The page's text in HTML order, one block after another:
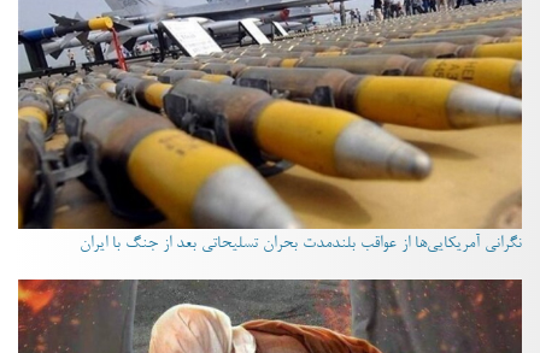
نگرانی آمریکایی‌ها از عواقب بلندمدت بحران تسلیحاتی بعد از جنگ با ایران